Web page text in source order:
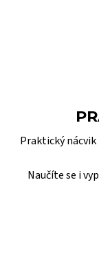
Praktický
Naučíte se i